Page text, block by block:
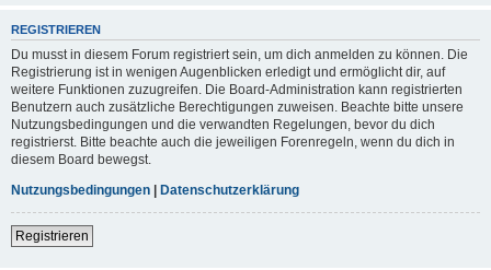
REGISTRIEREN
Du musst in diesem Forum registriert sein, um dich anmelden zu können. Die
Registrierung ist in wenigen Augenblicken erledigt und ermöglicht dir, auf
weitere Funktionen zuzugreifen. Die Board-Administration kann registrierten
Benutzern auch zusätzliche Berechtigungen zuweisen. Beachte bitte unsere
Nutzungsbedingungen und die verwandten Regelungen, bevor du dich
registrierst. Bitte beachte auch die jeweiligen Forenregeln, wenn du dich in
diesem Board bewegst.
Nutzungsbedingungen
Datenschutzerklärung
Registrieren